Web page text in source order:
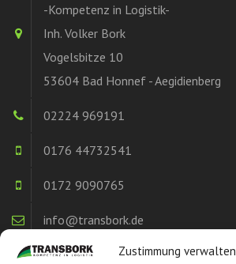
Zustimmung verwalten
-Kompetenz in Logistik-
Inh. Volker Bork
Vogelsbitze 10
53604 Bad Honnef - Aegidienberg
02224 969191
0176 44732541
0172 9090765
info@transbork.de